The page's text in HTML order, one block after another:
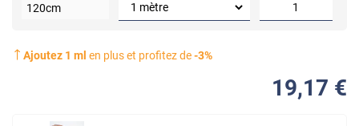
120cm
Ajoutez 1 ml en plus et profitez de-3%
19,17 €